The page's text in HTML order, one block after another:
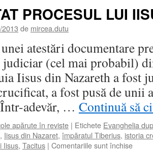
PROCESUL LUI
de mircea.dutu
atestări documentare
(cel mai probabil)
Iisus din Nazareth a fost
a fost pusă de unii
adevăr, … Continuă să
apărute în reviste | Etichete Evanghelia
, Iisus din Nazaret, împăratul Tiberius, istoria
Iisus, Tacitus | Comentariile sunt închisepentru